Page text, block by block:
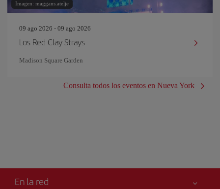
Imagen: maggans.atelje
09 ago 2026 - 09 ago 2026
Los Red Clay Strays
Madison Square Garden
Consulta todos los eventos en Nueva York
En la red